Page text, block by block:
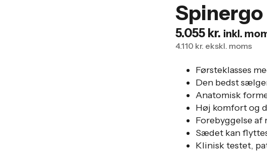
5.055 kr. inkl.
4.110 kr. ekskl. moms
Førsteklasses
Den bedst
Anatomisk
Høj komfort og
Forebyggelse af
Sædet kan
Klinisk testet,